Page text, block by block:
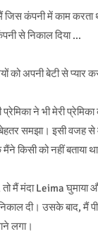
जिस कंपनी में काम करता
से निकाल दिया ...
को अपनी बेटी से प्यार
ने भी मेरी
समझा। इसी वजह
किसी को नहीं बताया
मैं मंदा Leima घुमाया
दी। उसके बाद, मैं
लगा।